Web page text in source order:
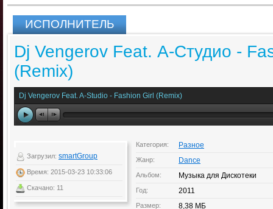
ИСПОЛНИТЕЛЬ
Dj Vengerov Feat. А-Студио -
(Remix)
Dj Vengerov Feat. A-Studio - Fashion Girl (Remix)
Загрузил: smartGroup
Время: 2015-03-23 10:33:06
Скачано: 11
Категория: Разное
Жанр: Dance
Альбом: Музыка для Дискотеки
Год: 2011
Размер: 8,38 МБ